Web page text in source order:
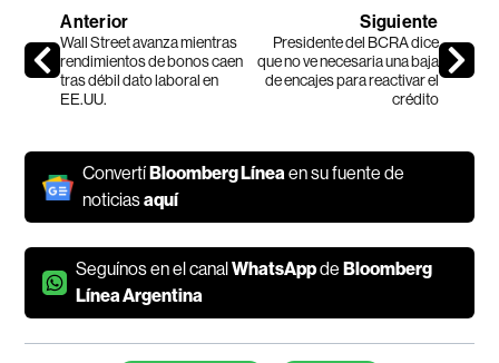
Anterior
Wall Street avanza mientras
rendimientos de bonos caen
tras débil dato laboral en
EE.UU.
Siguiente
Presidente del BCRA dice
que no ve necesaria una baja
de encajes para reactivar el
crédito
Convertí Bloomberg Líneaen su fuente de
noticiasaquí
Seguínos en el canalWhatsAppde Bloomberg
Línea Argentina